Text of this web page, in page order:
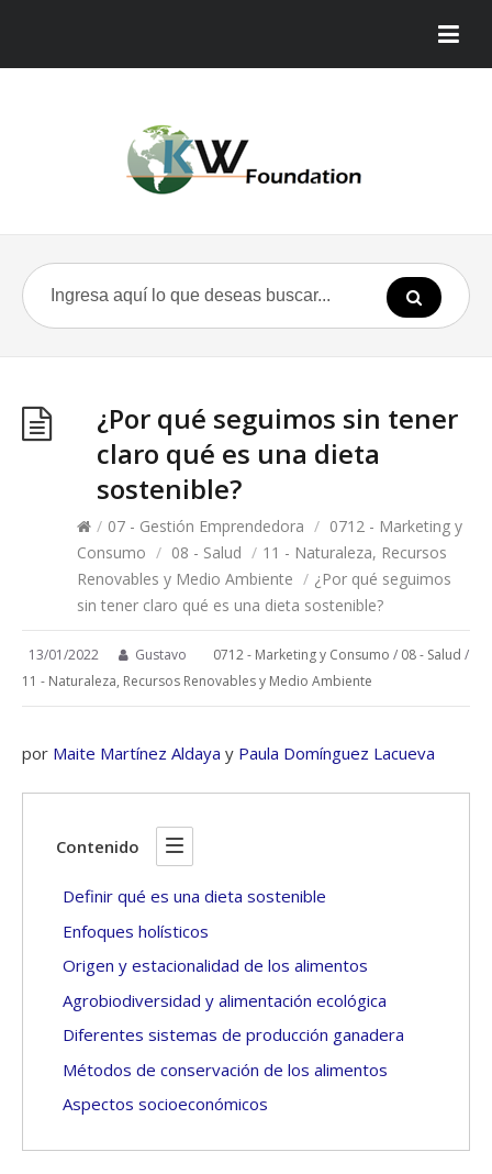
¿Por qué seguimos sin tener
claro qué es una dieta
sostenible?
/ 07 - Gestión Emprendedora / 0712 - Marketing y
Consumo / 08 - Salud / 11 - Naturaleza, Recursos
Renovables y Medio Ambiente / ¿Por qué seguimos
sin tener claro qué es una dieta sostenible?
13/01/2022 Gustavo 0712 - Marketing y Consumo / 08 - Salud /
11 - Naturaleza, Recursos Renovables y Medio Ambiente
por Maite Martínez Aldaya y Paula Domínguez Lacueva
Contenido
Definir qué es una dieta sostenible
Enfoques holísticos
Origen y estacionalidad de los alimentos
Agrobiodiversidad y alimentación ecológica
Diferentes sistemas de producción ganadera
Métodos de conservación de los alimentos
Aspectos socioeconómicos